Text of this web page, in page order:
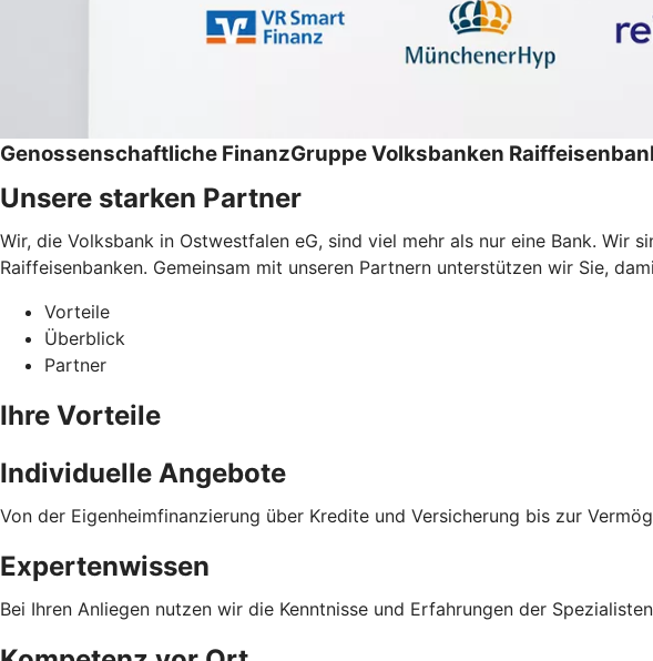
Genossenschaftliche FinanzGruppe Volksbanken
Unsere starken Partner
Wir, die Volksbank in Ostwestfalen eG, sind viel mehr als nur eine Bank. Wir
Raiffeisenbanken. Gemeinsam mit unseren Partnern unterstützen wir Sie,
Vorteile
Überblick
Partner
Ihre Vorteile
Individuelle Angebote
Von der Eigenheimfinanzierung über Kredite und Versicherung bis zur
Expertenwissen
Bei Ihren Anliegen nutzen wir die Kenntnisse und Erfahrungen der